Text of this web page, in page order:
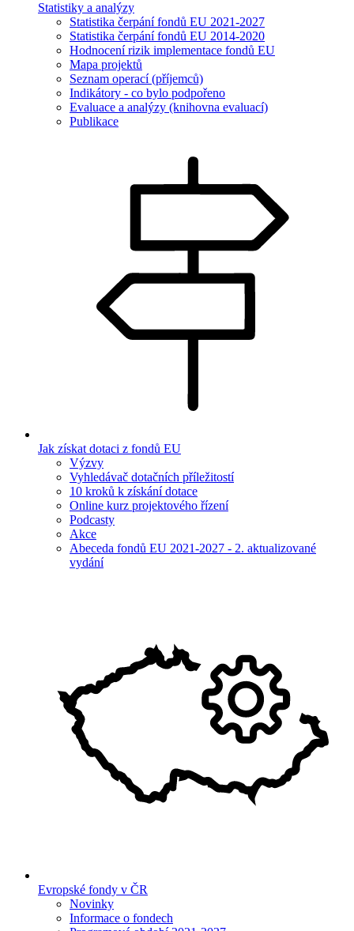
Statistiky a analýzy
Statistika čerpání fondů EU 2021-2027
Statistika čerpání fondů EU 2014-2020
Hodnocení rizik implementace fondů EU
Mapa projektů
Seznam operací (příjemců)
Indikátory - co bylo podpořeno
Evaluace a analýzy (knihovna evaluací)
Publikace
Jak získat dotaci z fondů EU
Výzvy
Vyhledávač dotačních příležitostí
10 kroků k získání dotace
Online kurz projektového řízení
Podcasty
Akce
Abeceda fondů EU 2021-2027 - 2. aktualizované
vydání
Evropské fondy v ČR
Novinky
Informace o fondech